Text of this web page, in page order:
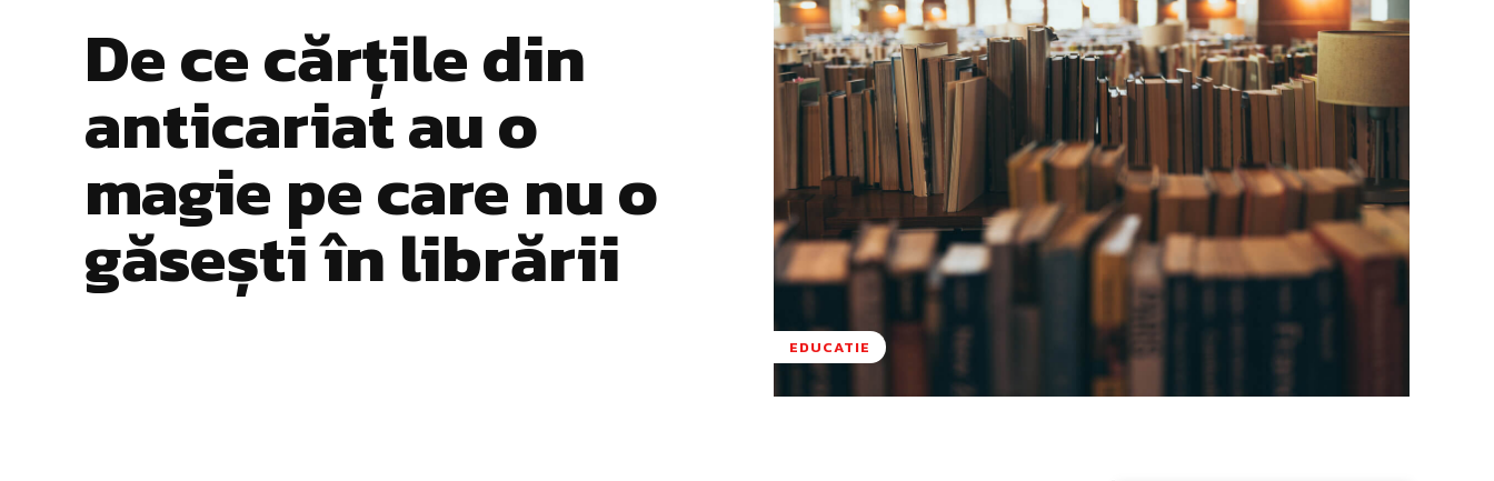
De ce cărțile din
anticariat au o
magie pe care nu o
găsești în librării
EDUCATIE